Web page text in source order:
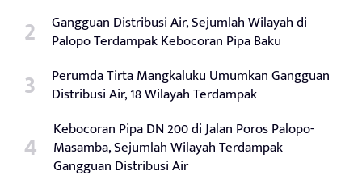
Gangguan Distribusi Air, Sejumlah Wilayah di
Palopo Terdampak Kebocoran Pipa Baku
Perumda Tirta Mangkaluku Umumkan Gangguan
Distribusi Air, 18 Wilayah Terdampak
Kebocoran Pipa DN 200 di Jalan Poros Palopo-
Masamba, Sejumlah Wilayah Terdampak
Gangguan Distribusi Air